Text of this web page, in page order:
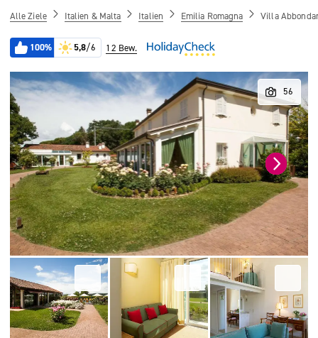
Alle Ziele Italien & Malta Italien Emilia Romagna Villa
100% 5,8/6 12 Bew.